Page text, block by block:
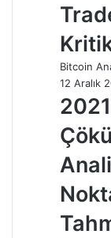
Bitcoin
12 Aralık